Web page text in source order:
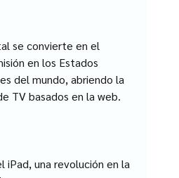
se convierte en el
en los Estados
del mundo, abriendo la
TV basados en la web.
iPad, una revolución en la